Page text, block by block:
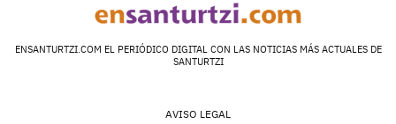
ENSANTURTZI.COM EL PERIÓDICO DIGITAL CON LAS NOTICIAS MÁS ACTUALES DE
SANTURTZI
AVISO LEGAL